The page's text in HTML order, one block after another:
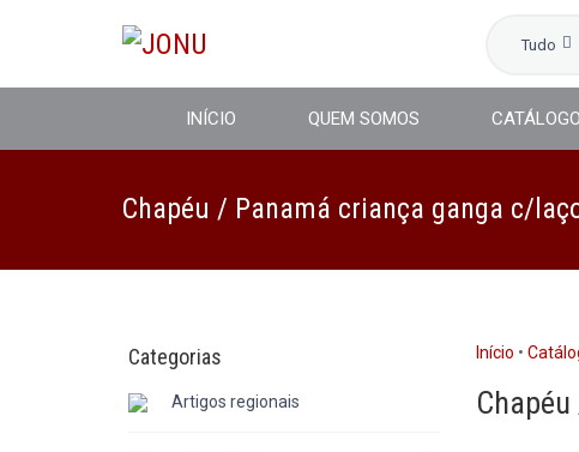
Tudo
INÍCIO QUEM SOMOS CATÁLOGO
Chapéu / Panamá criança ganga c/
Início •
Categorias
Artigos regionais